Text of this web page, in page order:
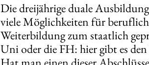
Die dreijährige duale
viele Möglichkeiten für
Weiterbildung zum staatlich
Uni oder die FH: hier gibt es